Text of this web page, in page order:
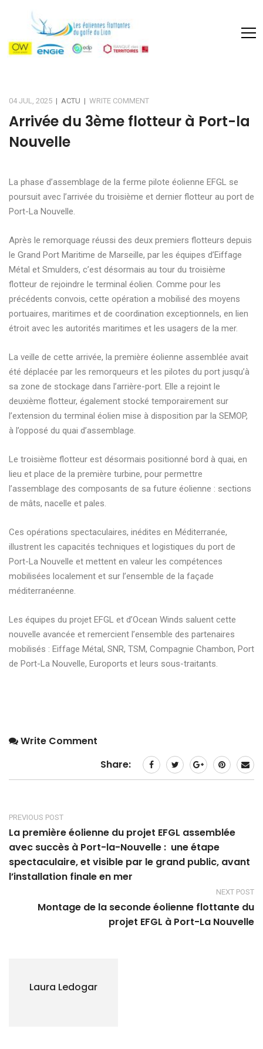
04 JUL, 2025 | ACTU | WRITE COMMENT
Arrivée du 3ème flotteur à Port-la
Nouvelle
La phase d’assemblage de la ferme pilote éolienne EFGL se
poursuit avec l’arrivée du troisième et dernier flotteur au port de
Port-La Nouvelle.
Après le remorquage réussi des deux premiers flotteurs depuis
le Grand Port Maritime de Marseille, par les équipes d’Eiffage
Métal et Smulders, c’est désormais au tour du troisième
flotteur de rejoindre le terminal éolien. Comme pour les
précédents convois, cette opération a mobilisé des moyens
portuaires, maritimes et de coordination exceptionnels, en lien
étroit avec les autorités maritimes et les usagers de la mer.
La veille de cette arrivée, la première éolienne assemblée avait
été déplacée par les remorqueurs et les pilotes du port jusqu’à
sa zone de stockage dans l’arrière-port. Elle a rejoint le
deuxième flotteur, également stocké temporairement sur
l’extension du terminal éolien mise à disposition par la SEMOP,
à l’opposé du quai d’assemblage.
Le troisième flotteur est désormais positionné bord à quai, en
lieu et place de la première turbine, pour permettre
l’assemblage des composants de sa future éolienne : sections
de mâts, nacelle et pales.
Ces opérations spectaculaires, inédites en Méditerranée,
illustrent les capacités techniques et logistiques du port de
Port-La Nouvelle et mettent en valeur les compétences
mobilisées localement et sur l’ensemble de la façade
méditerranéenne.
Les équipes du projet EFGL et d’Ocean Winds saluent cette
nouvelle avancée et remercient l’ensemble des partenaires
mobilisés : Eiffage Métal, SNR, TSM, Compagnie Chambon, Port
de Port-La Nouvelle, Euroports et leurs sous-traitants.
Write Comment
Share:
PREVIOUS POST
La première éolienne du projet EFGL assemblée
avec succès à Port-la-Nouvelle : une étape
spectaculaire, et visible par le grand public, avant
l’installation finale en mer
NEXT POST
Montage de la seconde éolienne flottante du
projet EFGL à Port-La Nouvelle
Laura Ledogar